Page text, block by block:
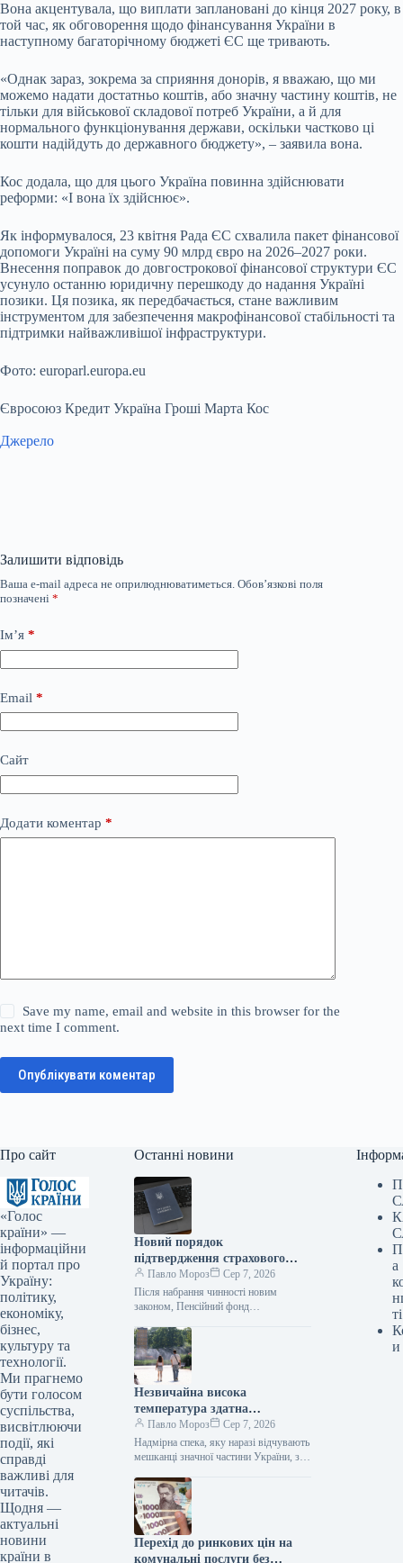
Вона акцентувала, що виплати заплановані до кінця 2027 року, в
той час, як обговорення щодо фінансування України в
наступному багаторічному бюджеті ЄС ще тривають.
«Однак зараз, зокрема за сприяння донорів, я вважаю, що ми
можемо надати достатньо коштів, або значну частину коштів, не
тільки для військової складової потреб України, а й для
нормального функціонування держави, оскільки частково ці
кошти надійдуть до державного бюджету», – заявила вона.
Кос додала, що для цього Україна повинна здійснювати
реформи: «І вона їх здійснює».
Як інформувалося, 23 квітня Рада ЄС схвалила пакет фінансової
допомоги Україні на суму 90 млрд євро на 2026–2027 роки.
Внесення поправок до довгострокової фінансової структури ЄС
усунуло останню юридичну перешкоду до надання Україні
позики. Ця позика, як передбачається, стане важливим
інструментом для забезпечення макрофінансової стабільності та
підтримки найважливішої інфраструктури.
Фото: europarl.europa.eu
Євросоюз Кредит Україна Гроші Марта Кос
Джерело
Залишити відповідь
Ваша e-mail адреса не оприлюднюватиметься. Обов’язкові поля
позначені *
Ім’я *
Email *
Сайт
Додати коментар *
Save my name, email and website in this browser for the
next time I comment.
Опублікувати коментар
Про сайт
«Голос
країни» —
інформаційни
й портал про
Україну:
політику,
економіку,
бізнес,
культуру та
технології.
Ми прагнемо
бути голосом
суспільства,
висвітлюючи
події, які
справді
важливі для
читачів.
Щодня —
актуальні
новини
країни в
Останні новини
Новий порядок
підтвердження страхового
стажу пояснено депутатом
Павло Мороз
Сер 7, 2026
Після набрання чинності новим
законом, Пенсійний фонд
пошук підтверджень страхового стажу
в державних реєстрах та надавати
сприяння…
Незвичайна висока
температура здатна
викликати серцевий напад чи
мозковий удар – лікарі
порадили, як уникнути цього
Павло Мороз
Сер 7, 2026
Надмірна спека, яку наразі відчувають
мешканці значної частини України, з
сягає +38 градусів, здатна
спровокувати інфаркт…
Перехід до ринкових цін на
комунальні послуги без
а
ті
и